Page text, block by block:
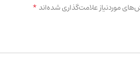
موردنیاز علامت‌گذاری شده‌اند*